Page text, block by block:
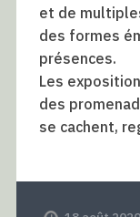
et de
des formes
présences.
Les
des
se cachent,